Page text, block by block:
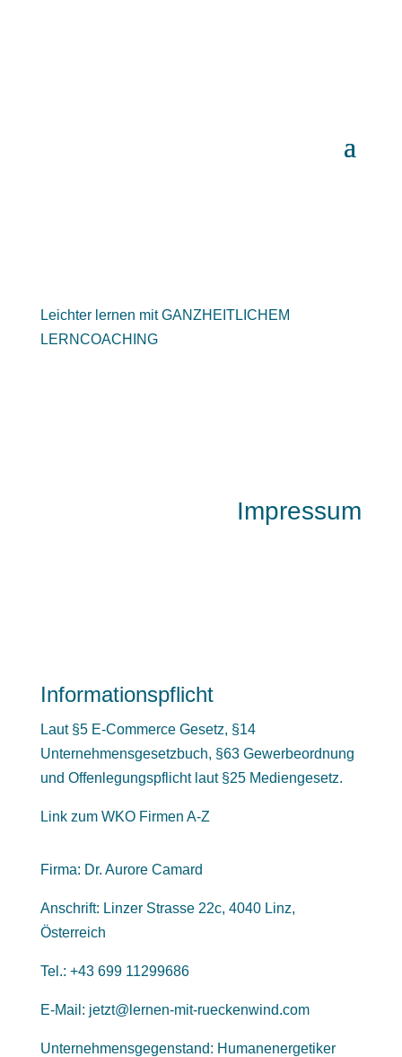
Leichter lernen mit GANZHEITLICHEM
LERNCOACHING
Impressum
Informationspflicht
Laut §5 E-Commerce Gesetz, §14
Unternehmensgesetzbuch, §63 Gewerbeordnung
und Offenlegungspflicht laut §25 Mediengesetz.
Link zum WKO Firmen A-Z
​Firma: Dr. Aurore Camard
Anschrift: Linzer Strasse 22c, 4040 Linz,
Österreich
​Tel.: +43 699 11299686
E-Mail: jetzt@lernen-mit-rueckenwind.com
Unternehmensgegenstand: Humanenergetiker